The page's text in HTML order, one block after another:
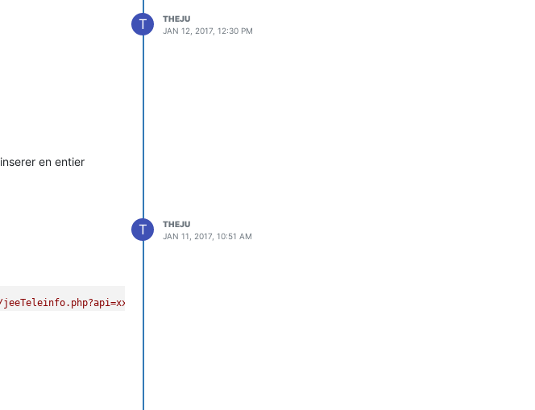
T
THEJU
JAN 12, 2017, 12:30 PM
en entier
plugins/teleinfo/core/php/
T
THEJU
JAN 11, 2017, 10:51 AM